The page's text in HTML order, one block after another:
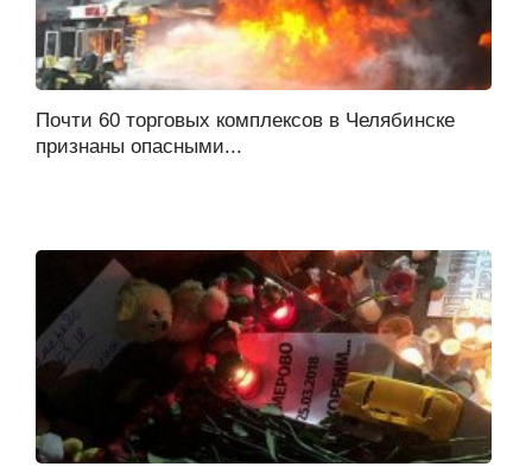
Почти 60 торговых комплексов в Челябинске
признаны опасными...